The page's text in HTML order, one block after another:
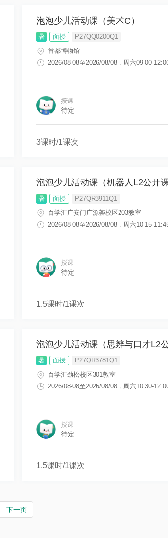
泡泡少儿活动课（美术C）
暑 面授
P27QQ0200Q1
首都博物馆
2026/08-08至2026/08/08 ， 周六09:00-
授课
待定
3课时/1课次
泡泡少儿活动课（机器人L2公开课
暑 面授
P27QR3911Q1
百学汇广安门广源荟校区203教室
2026/08-08至2026/08/08 ， 周六10:15-
授课
待定
1.5课时/1课次
泡泡少儿活动课（思辨与口才L2公
暑 面授
P27QR3781Q1
百学汇劲松校区301教室
2026/08-08至2026/08/08 ， 周六10:30-
授课
待定
1.5课时/1课次
下一页